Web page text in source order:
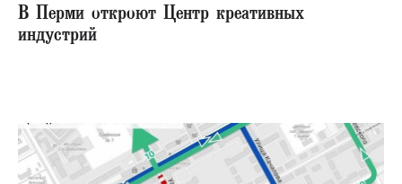
В Перми откроют Центр креативных
индустрий